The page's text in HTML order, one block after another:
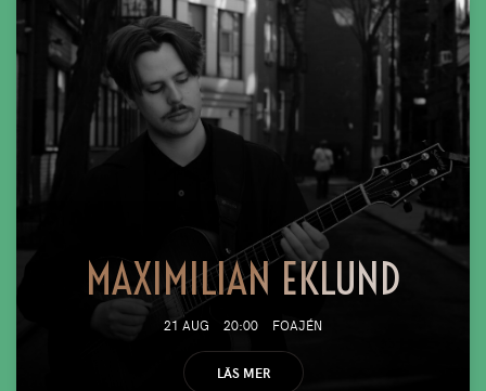
MAXIMILIAN EKLUND
21 AUG 20:00 FOAJÉN
LÄS MER